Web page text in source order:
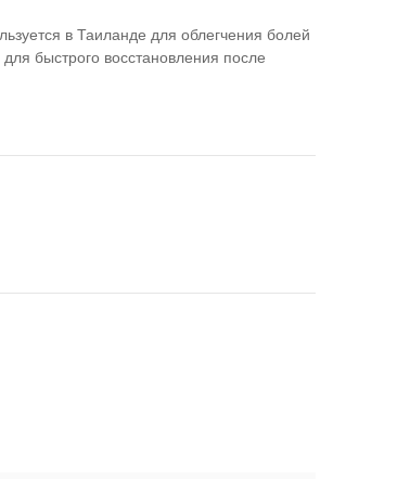
в Таиланде для облегчения болей
для быстрого восстановления после